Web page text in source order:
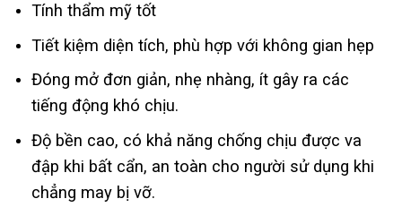
Tính thẩm mỹ tốt
Tiết kiệm diện tích, phù hợp với không gian hẹp
Đóng mở đơn giản, nhẹ nhàng, ít gây ra các
tiếng động khó chịu.
Độ bền cao, có khả năng chống chịu được va
đập khi bất cẩn, an toàn cho người sử dụng khi
chẳng may bị vỡ.